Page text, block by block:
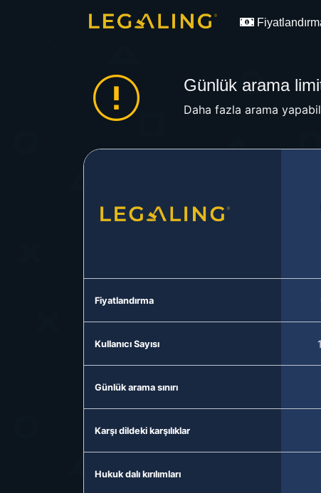
Günlük arama
Daha fazla arama
Fiyatlandırma
Kullanıcı Sayısı
Günlük arama sınırı
Karşı dildeki karşılıklar
Hukuk dalı kırılımları